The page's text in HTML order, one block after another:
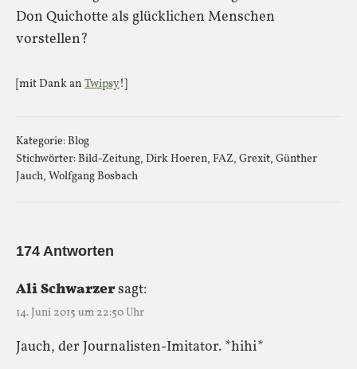
Don Quichotte als glücklichen Menschen
vorstellen?
[mit Dank an Twipsy!]
Kategorie:Blog
Stichwörter:Bild-Zeitung, Dirk Hoeren, FAZ, Grexit, Günther
Jauch, Wolfgang Bosbach
174 Antworten
Ali Schwarzersagt:
14. Juni 2015 um 22:50 Uhr
Jauch, der Journalisten-Imitator. *hihi*